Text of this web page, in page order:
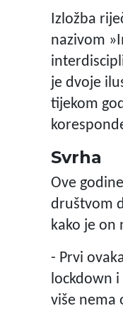
Izložba
nazivom
je dvoje
tijekom
Svrha
Ove
društvom
kako je on
- Prvi
lockdown
više nema